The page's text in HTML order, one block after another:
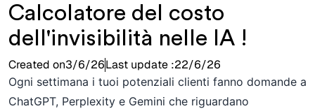
Calcolatore del costo
dell'invisibilità nelle IA !
Created on3/6/26Last update :22/6/26
Ogni settimana i tuoi potenziali clienti fanno domande a
ChatGPT, Perplexity e Gemini che riguardano